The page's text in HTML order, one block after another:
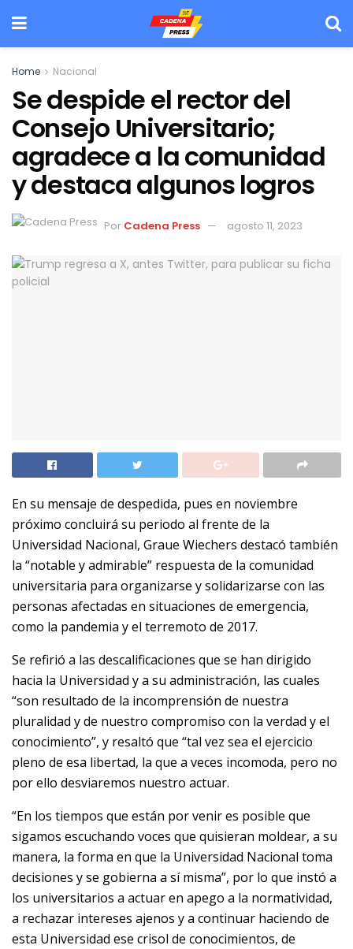
Home Nacional
Se despide el rector del
Consejo Universitario;
agradece a la comunidad
y destaca algunos logros
Por Cadena Press agosto 11, 2023
En su mensaje de despedida, pues en noviembre
próximo concluirá su periodo al frente de la
Universidad Nacional, Graue Wiechers destacó también
la “notable y admirable” respuesta de la comunidad
universitaria para organizarse y solidarizarse con las
personas afectadas en situaciones de emergencia,
como la pandemia y el terremoto de 2017.
Se refirió a las descalificaciones que se han dirigido
hacia la Universidad y a su administración, las cuales
“son resultado de la incomprensión de nuestra
pluralidad y de nuestro compromiso con la verdad y el
conocimiento”, y resaltó que “tal vez sea el ejercicio
pleno de esa libertad, la que a veces incomoda, pero no
por ello desviaremos nuestro actuar.
“En los tiempos que están por venir es posible que
sigamos escuchando voces que quisieran moldear, a su
manera, la forma en que la Universidad Nacional toma
decisiones y se gobierna a sí misma”, por lo que instó a
los universitarios a actuar en apego a la normatividad,
a rechazar intereses ajenos y a continuar haciendo de
esta Universidad ese crisol de conocimientos, de